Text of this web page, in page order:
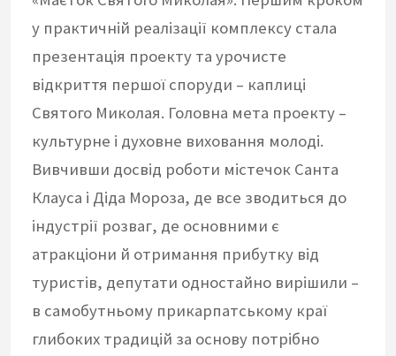
у практичній реалізації комплексу стала
презентація проекту та урочисте
відкриття першої споруди – каплиці
Святого Миколая. Головна мета проекту –
культурне і духовне виховання молоді.
Вивчивши досвід роботи містечок Санта
Клауса і Діда Мороза, де все зводиться до
індустрії розваг, де основними є
атракціони й отримання прибутку від
туристів, депутати одностайно вирішили –
в самобутньому прикарпатському краї
глибоких традицій за основу потрібно